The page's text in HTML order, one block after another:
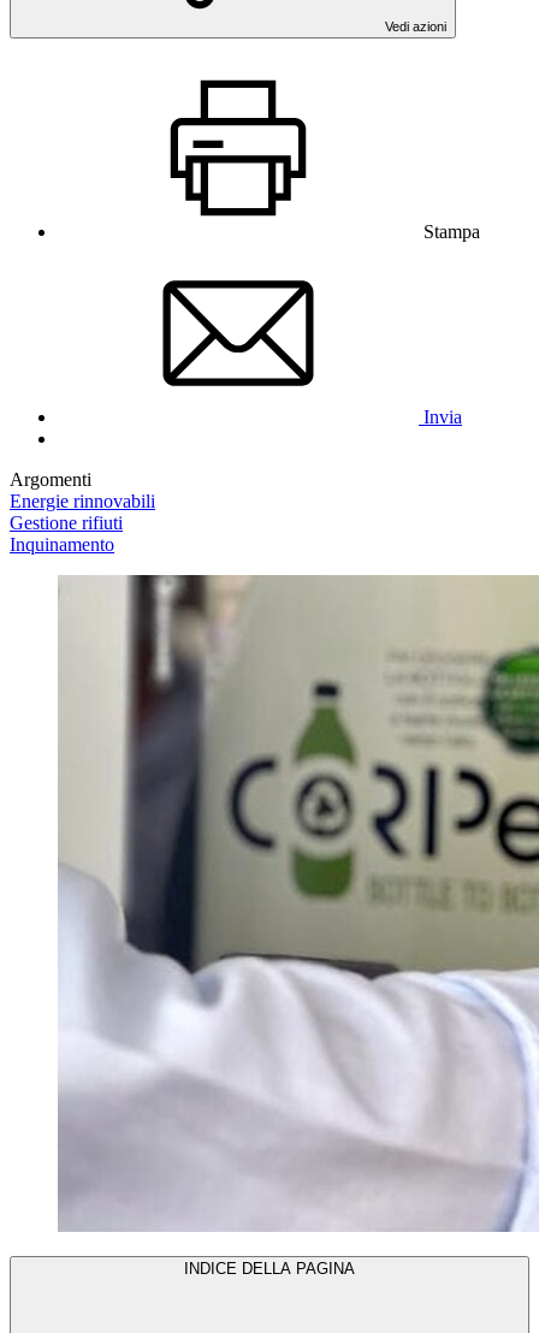
Vedi azioni
Stampa
Invia
Argomenti
Energie rinnovabili
Gestione rifiuti
Inquinamento
INDICE DELLA PAGINA